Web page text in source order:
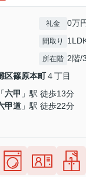
礼金 0万
間取り
所在階 2階/
区篠原本町４丁目
「六甲 」駅 徒歩13分
甲道 」駅 徒歩22分